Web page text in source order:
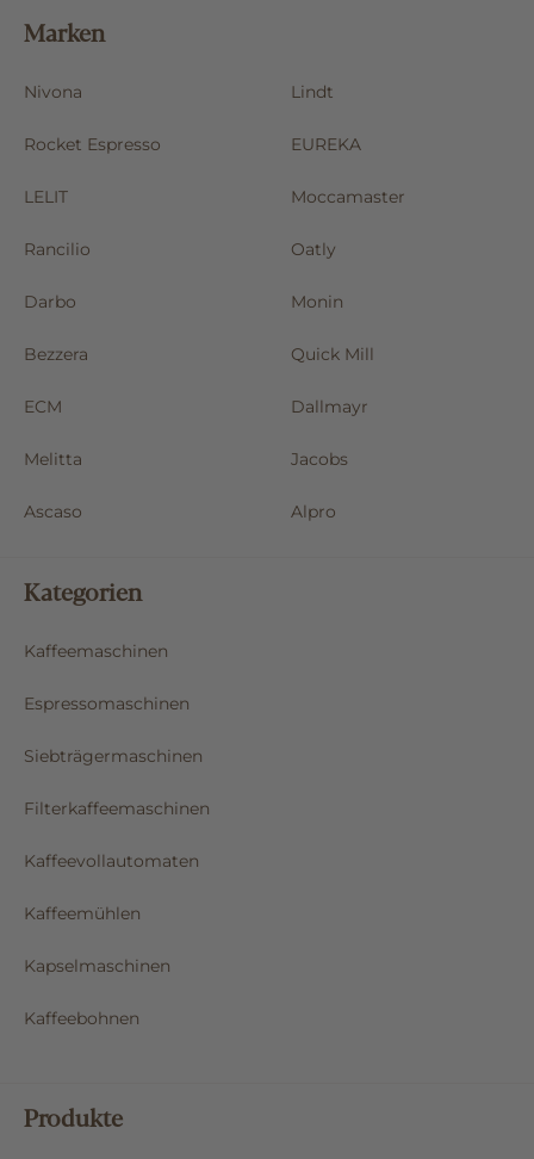
Marken
Nivona Lindt
Rocket Espresso EUREKA
LELIT Moccamaster
Rancilio Oatly
Darbo Monin
Bezzera Quick Mill
ECM Dallmayr
Melitta Jacobs
Ascaso Alpro
Kategorien
Kaffeemaschinen
Espressomaschinen
Siebträgermaschinen
Filterkaffeemaschinen
Kaffeevollautomaten
Kaffeemühlen
Kapselmaschinen
Kaffeebohnen
Produkte